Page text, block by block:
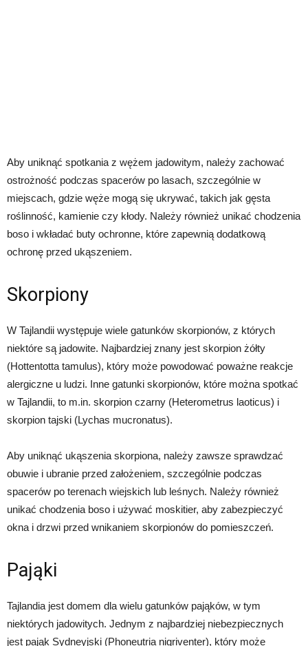
Aby uniknąć spotkania z wężem jadowitym, należy zachować
ostrożność podczas spacerów po lasach, szczególnie w
miejscach, gdzie węże mogą się ukrywać, takich jak gęsta
roślinność, kamienie czy kłody. Należy również unikać chodzenia
boso i wkładać buty ochronne, które zapewnią dodatkową
ochronę przed ukąszeniem.
Skorpiony
W Tajlandii występuje wiele gatunków skorpionów, z których
niektóre są jadowite. Najbardziej znany jest skorpion żółty
(Hottentotta tamulus), który może powodować poważne reakcje
alergiczne u ludzi. Inne gatunki skorpionów, które można spotkać
w Tajlandii, to m.in. skorpion czarny (Heterometrus laoticus) i
skorpion tajski (Lychas mucronatus).
Aby uniknąć ukąszenia skorpiona, należy zawsze sprawdzać
obuwie i ubranie przed założeniem, szczególnie podczas
spacerów po terenach wiejskich lub leśnych. Należy również
unikać chodzenia boso i używać moskitier, aby zabezpieczyć
okna i drzwi przed wnikaniem skorpionów do pomieszczeń.
Pająki
Tajlandia jest domem dla wielu gatunków pająków, w tym
niektórych jadowitych. Jednym z najbardziej niebezpiecznych
jest pająk Sydneyjski (Phoneutria nigriventer), który może